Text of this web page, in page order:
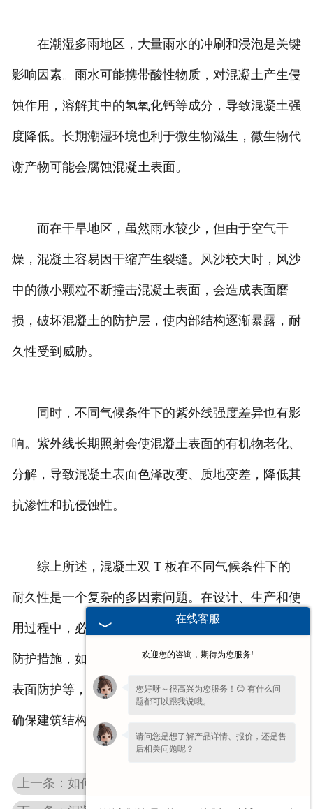
在潮湿多雨地区，大量雨水的冲刷和浸泡是关键
影响因素。雨水可能携带酸性物质，对混凝土产生侵
蚀作用，溶解其中的氢氧化钙等成分，导致混凝土强
度降低。长期潮湿环境也利于微生物滋生，微生物代
谢产物可能会腐蚀混凝土表面。
而在干旱地区，虽然雨水较少，但由于空气干
燥，混凝土容易因干缩产生裂缝。风沙较大时，风沙
中的微小颗粒不断撞击混凝土表面，会造成表面磨
损，破坏混凝土的防护层，使内部结构逐渐暴露，耐
久性受到威胁。
同时，不同气候条件下的紫外线强度差异也有影
响。紫外线长期照射会使混凝土表面的有机物老化、
分解，导致混凝土表面色泽改变、质地变差，降低其
抗渗性和抗侵蚀性。
综上所述，混凝土双 T 板在不同气候条件下的
耐久性是一个复杂的多因素问题。在设计、生产和使
用过程中，必须充分考虑当地气候特点，采取相应的
防护措施，如优化混凝土配合比、添加外加剂、做好
表面防护等，以提高其在各种气候环境下的耐久性，
确保建筑结构的长期安全稳定。
在线客服
欢迎您的咨询，期待为您服务!
您好呀～很高兴为您服务！😊 有什么问
题都可以跟我说哦。
请问您是想了解产品详情、报价，还是售
后相关问题呢？